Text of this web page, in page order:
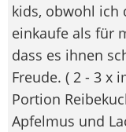
kids, obwohl ich
einkaufe als für
dass es ihnen
Freude. ( 2 - 3 x
Portion
Apfelmus und